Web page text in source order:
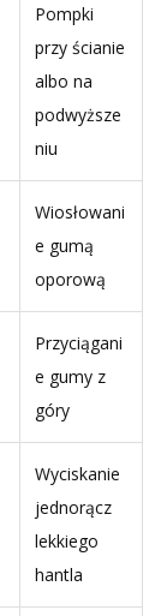
Pompki
przy ścianie
albo na
podwyższe
niu
Wiosłowani
e gumą
oporową
Przyciągani
e gumy z
góry
Wyciskanie
jednorącz
lekkiego
hantla